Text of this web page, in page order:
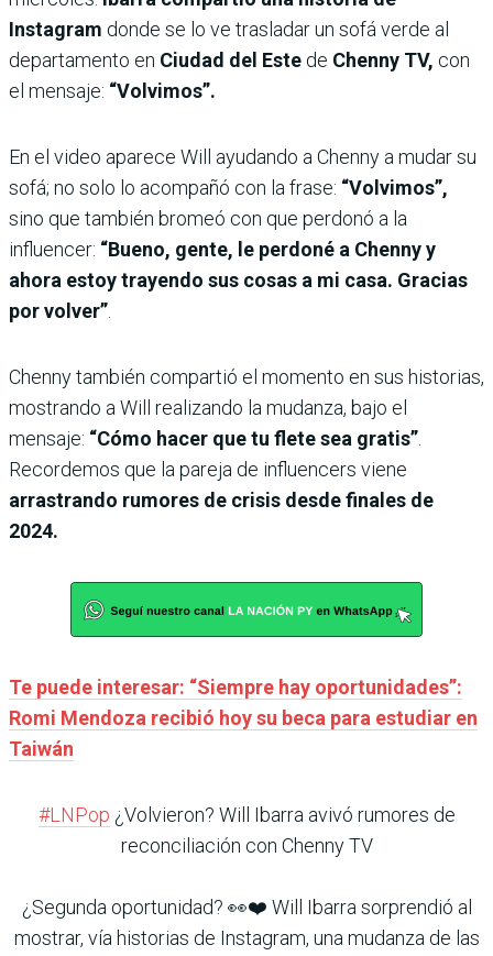
Instagram donde se lo ve trasladar un sofá verde al
departamento en Ciudad del Este de Chenny TV, con
el mensaje: “Volvimos”.
En el video aparece Will ayudando a Chenny a mudar su
sofá; no solo lo acompañó con la frase: “Volvimos”,
sino que también bromeó con que perdonó a la
influencer: “Bueno, gente, le perdoné a Chenny y
ahora estoy trayendo sus cosas a mi casa. Gracias
por volver”
Chenny también compartió el momento en sus historias,
mostrando a Will realizando la mudanza, bajo el
mensaje: “Cómo hacer que tu flete sea gratis”
Recordemos que la pareja de influencers viene
arrastrando rumores de crisis desde finales de
2024.
Te puede interesar: “Siempre hay oportunidades”:
Romi Mendoza recibió hoy su beca para estudiar en
Taiwán
#LNPop ¿Volvieron? Will Ibarra avivó rumores de
reconciliación con Chenny TV
¿Segunda oportunidad? 👀❤️ Will Ibarra sorprendió al
mostrar, vía historias de Instagram, una mudanza de las